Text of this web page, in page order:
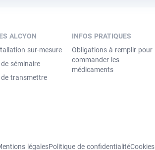
ALCYON
sur-mesure
séminaire
transmettre
INFOS PRATIQUES
Obligations à remplir pour
commander les
médicaments
légalesPolitique de confidentialitéCookies